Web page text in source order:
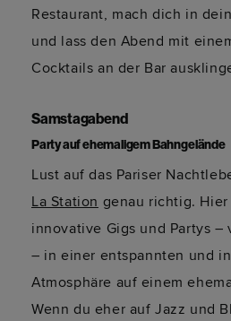
Restaurant, mach dich in
und lass den Abend mit
Cocktails an der Bar
Samstagabend
Party auf ehemaligem Bahngelände
Lust auf das Pariser
La Station genau richtig.
innovative Gigs und Partys –
– in einer entspannten und
Atmosphäre auf einem
Wenn du eher auf Jazz und